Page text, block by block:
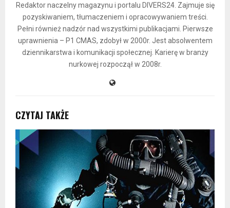
Redaktor naczelny magazynu i portalu DIVERS24. Zajmuje się
pozyskiwaniem, tłumaczeniem i opracowywaniem treści.
Pełni również nadzór nad wszystkimi publikacjami. Pierwsze
uprawnienia – P1 CMAS, zdobył w 2000r. Jest absolwentem
dziennikarstwa i komunikacji społecznej. Karierę w branży
nurkowej rozpoczął w 2008r.
CZYTAJ TAKŻE